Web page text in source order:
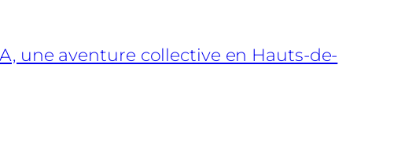
une aventure collective en Hauts-de-